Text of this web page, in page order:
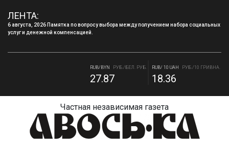
ЛЕНТА:
4 августа, 2026 «Мы встретимся снова!!!»: как завершилась вторая лагерная
услуг и денежной компенсацией.
РУБ./ДОЛЛАР RUB/EUR
RUB/BYN РУБ./БЕЛ. РУБ.
27.87
RUB/ 10 UAH РУБ./10 ГРИВНА.
18.36
Частная независимая газета